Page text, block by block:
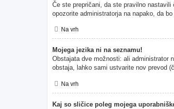
Če ste prepričani, da ste pravilno
opozorite administratorja na napako, da
Na vrh
Mojega jezika ni na seznamu!
Obstajata dve možnosti: ali administrator
obstaja, lahko sami ustvarite nov prevod
Na vrh
Kaj so sličice poleg mojega